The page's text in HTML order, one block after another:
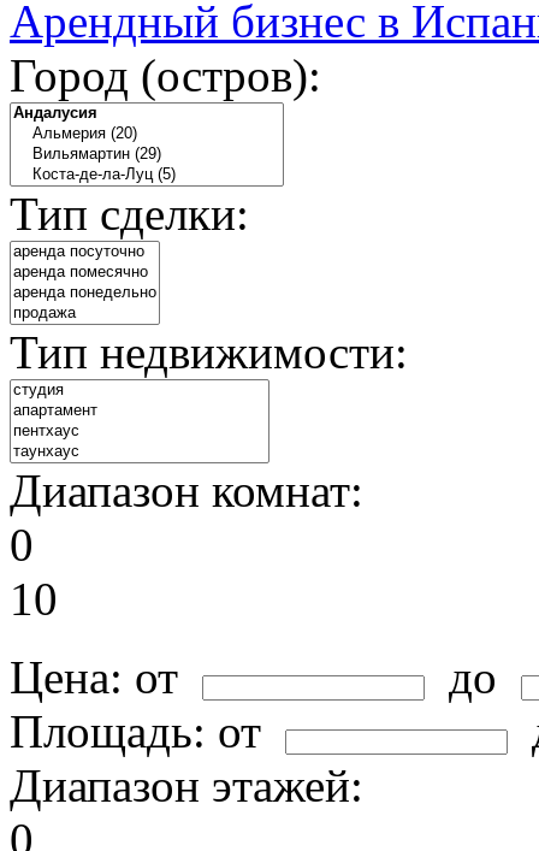
Арендный бизнес в
Город (остров):
Тип сделки:
Тип недвижимости:
Диапазон комнат:
0
10
Цена: от
до
Площадь: от
Диапазон этажей:
0